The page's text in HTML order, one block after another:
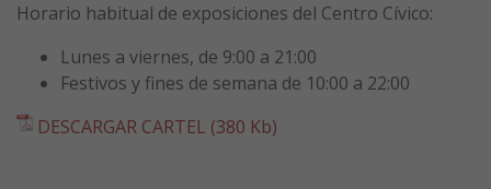
Horario habitual de exposiciones del Centro Cívico:
Lunes a viernes, de 9:00 a 21:00
Festivos y fines de semana de 10:00 a 22:00
DESCARGAR CARTEL (380 Kb)